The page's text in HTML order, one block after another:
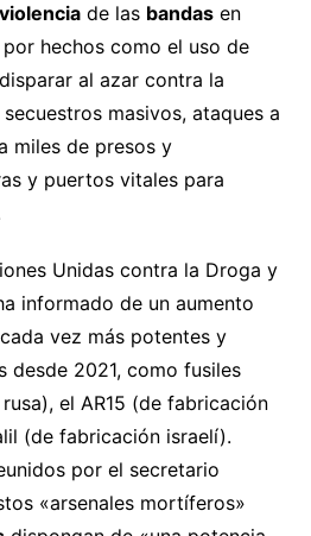
violenciade las bandasen
hechos como el uso de
al azar contra la
masivos, ataques a
miles de presos y
y puertos vitales para
Unidas contra la Droga y
informado de un aumento
vez más potentes y
desde 2021, como fusiles
el AR15 (de fabricación
(de fabricación israelí).
por el secretario
«arsenales mortíferos»